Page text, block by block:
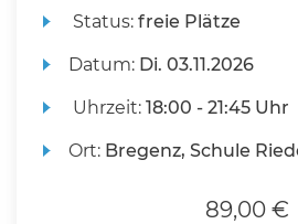
Status:freie Plätze
Datum: Di. 03.11.2026
Uhrzeit:18:00 - 21:45 Uhr
Ort: Bregenz, Schule
89,00 €